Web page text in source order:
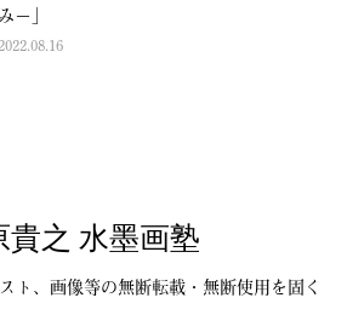
み−」
2022.08.16
貴之 水墨画塾
ト、画像等の無断転載・無断使用を固く